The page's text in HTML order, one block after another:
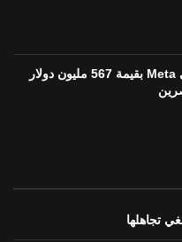
غرامة ضخمة على Meta بقيمة 567 مليون دولار